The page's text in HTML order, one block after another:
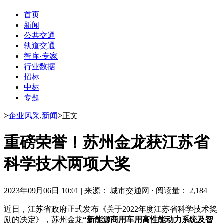
首页
新闻
公共交通
轨道交通
智库·专家
行业数据
招标
中标
专题
>企业风采,新闻>正文
重磅荣誉！苏州金龙获江苏省
科学技术两项大奖
2023年09月06日 10:01 | 来源： 城市交通网 · 阅读量： 2,184
近日，江苏省政府正式发布《关于2022年度江苏省科学技术奖
励的决定》，苏州金龙“新能源商用车用高性能动力系统及智